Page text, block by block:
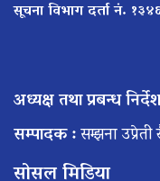
सूचना विभाग दर्ता नं.
अध्यक्ष तथा प्रबन्ध
सम्पादक :सम्झना उप्रेती